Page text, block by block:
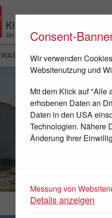
WAS WIR TUN JETZT HELFEN
Consent-
Wir verwenden
Websitenutzung und
Mit dem Klick auf "Alle
erhobenen Daten an
Daten in den USA
Technologien. Nähere
Änderung Ihrer
Messung von
Details anzeigen